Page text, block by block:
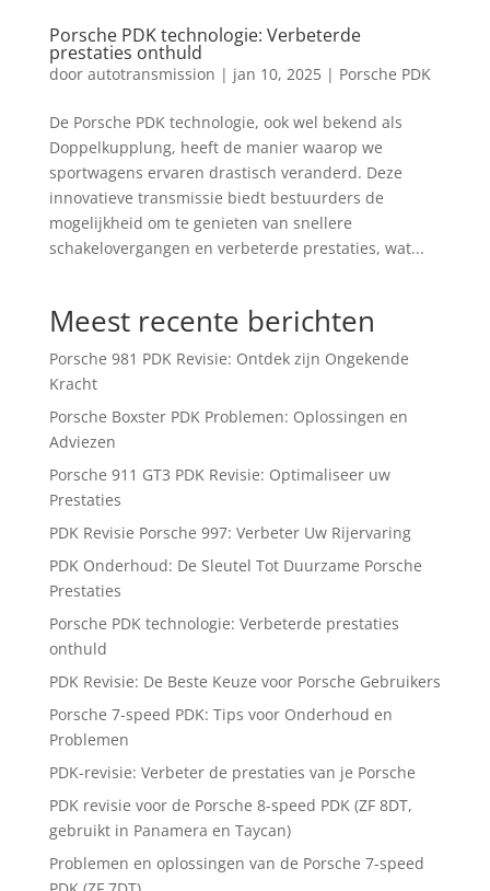
Porsche PDK technologie: Verbeterde
prestaties onthuld
door autotransmission | jan 10, 2025| Porsche PDK
De Porsche PDK technologie, ook wel bekend als
Doppelkupplung, heeft de manier waarop we
sportwagens ervaren drastisch veranderd. Deze
innovatieve transmissie biedt bestuurders de
mogelijkheid om te genieten van snellere
schakelovergangen en verbeterde prestaties, wat...
Meest recente berichten
Porsche 981 PDK Revisie: Ontdek zijn Ongekende
Kracht
Porsche Boxster PDK Problemen: Oplossingen en
Adviezen
Porsche 911 GT3 PDK Revisie: Optimaliseer uw
Prestaties
PDK Revisie Porsche 997: Verbeter Uw Rijervaring
PDK Onderhoud: De Sleutel Tot Duurzame Porsche
Prestaties
Porsche PDK technologie: Verbeterde prestaties
onthuld
PDK Revisie: De Beste Keuze voor Porsche Gebruikers
Porsche 7-speed PDK: Tips voor Onderhoud en
Problemen
PDK-revisie: Verbeter de prestaties van je Porsche
PDK revisie voor de Porsche 8-speed PDK (ZF 8DT,
gebruikt in Panamera en Taycan)
Problemen en oplossingen van de Porsche 7-speed